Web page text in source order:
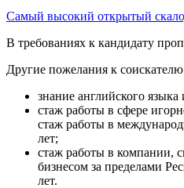
Самый высокий открытый
В требованиях к кандидату
Другие пожелания к
знание английского языка
стаж работы в сфере
стаж работы в
лет;
стаж работы в компании,
бизнесом за пределами
лет.